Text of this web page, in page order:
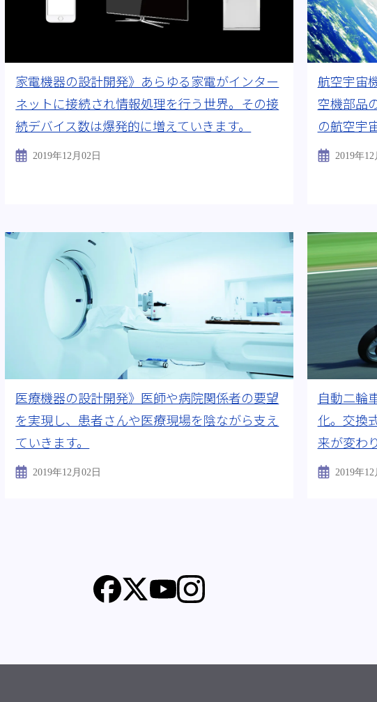
家電機器の設計開発》あらゆる家電がインター
ネットに接続され情報処理を行う世界。その接
続デバイス数は爆発的に増えていきます。
2019年12月02日
航空宇宙
空機部品
の航空宇
2019年12
医療機器の設計開発》医師や病院関係者の要望
を実現し、患者さんや医療現場を陰ながら支え
ていきます。
2019年12月02日
自動二輪
化。交換
来が変わ
2019年12